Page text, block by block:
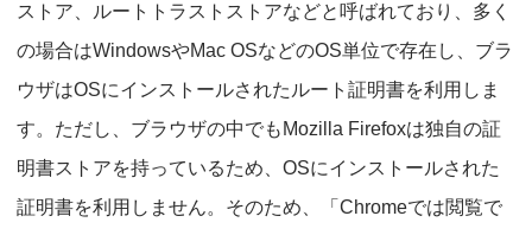
ストア、ルートトラストストアなどと呼ばれており、多く
の場合はWindowsやMac OSなどのOS単位で存在し、ブラ
ウザはOSにインストールされたルート証明書を利用しま
す。ただし、ブラウザの中でもMozilla Firefoxは独自の証
明書ストアを持っているため、OSにインストールされた
証明書を利用しません。そのため、「Chromeでは閲覧で